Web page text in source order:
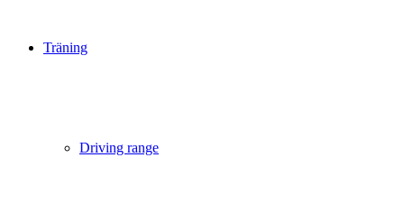
Träning
Driving range